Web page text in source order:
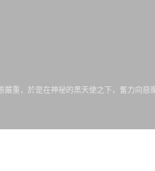
重，於是在神祕的黑天使之下，奮力向